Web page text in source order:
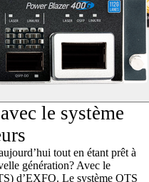
le système
tout en étant prêt à
génération? Avec le
d’EXFO. Le système OTS